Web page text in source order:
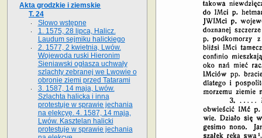
Akta grodzkie i ziemskie
T. 24
Słowo wstępne
1. 1575, 28 lipca, Halicz.
Laudum sejmiku halickiego
2. 1577, 2 kwietnia, Lwów.
Wojewoda ruski Hieronim
Sieniawski ogłasza uchwały
szlachty zebranej we Lwowie o
obronie ziemi przed Tatarami
3. 1587, 14 maja, Lwów.
Szlachta halicka i inna
protestuje w sprawie jechania
na elekcyę. 4. 1587, 14 maja,
Lwów. Kasztelan halicki
protestuje w sprawie jechania